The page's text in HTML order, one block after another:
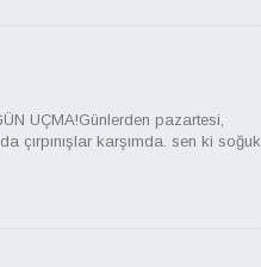
pazartesi,
çırpınışlar karşımda. sen ki soğuk